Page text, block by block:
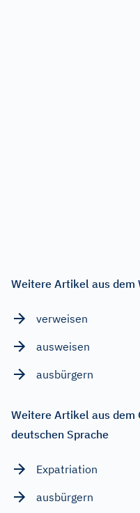
Weitere Artikel aus dem
verweisen
ausweisen
ausbürgern
Weitere Artikel aus dem
deutschen Sprache
Expatriation
ausbürgern